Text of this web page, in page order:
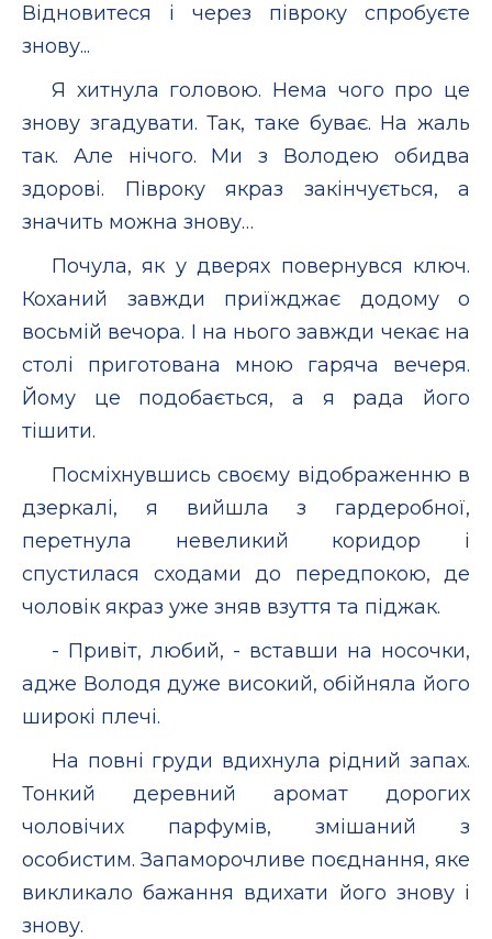
Відновитеся і через півроку спробуєте
знову...
Я хитнула головою. Нема чого про це
знову згадувати. Так, таке буває. На жаль
так. Але нічого. Ми з Володею обидва
здорові. Півроку якраз закінчується, а
значить можна знову…
Почула, як у дверях повернувся ключ.
Коханий завжди приїжджає додому о
восьмій вечора. І на нього завжди чекає на
столі приготована мною гаряча вечеря.
Йому це подобається, а я рада його
тішити.
Посміхнувшись своєму відображенню в
дзеркалі, я вийшла з гардеробної,
перетнула невеликий коридор і
спустилася сходами до передпокою, де
чоловік якраз уже зняв взуття та піджак.
- Привіт, любий, - вставши на носочки,
адже Володя дуже високий, обійняла його
широкі плечі.
На повні груди вдихнула рідний запах.
Тонкий деревний аромат дорогих
чоловічих парфумів, змішаний з
особистим. Запаморочливе поєднання, яке
викликало бажання вдихати його знову і
знову.